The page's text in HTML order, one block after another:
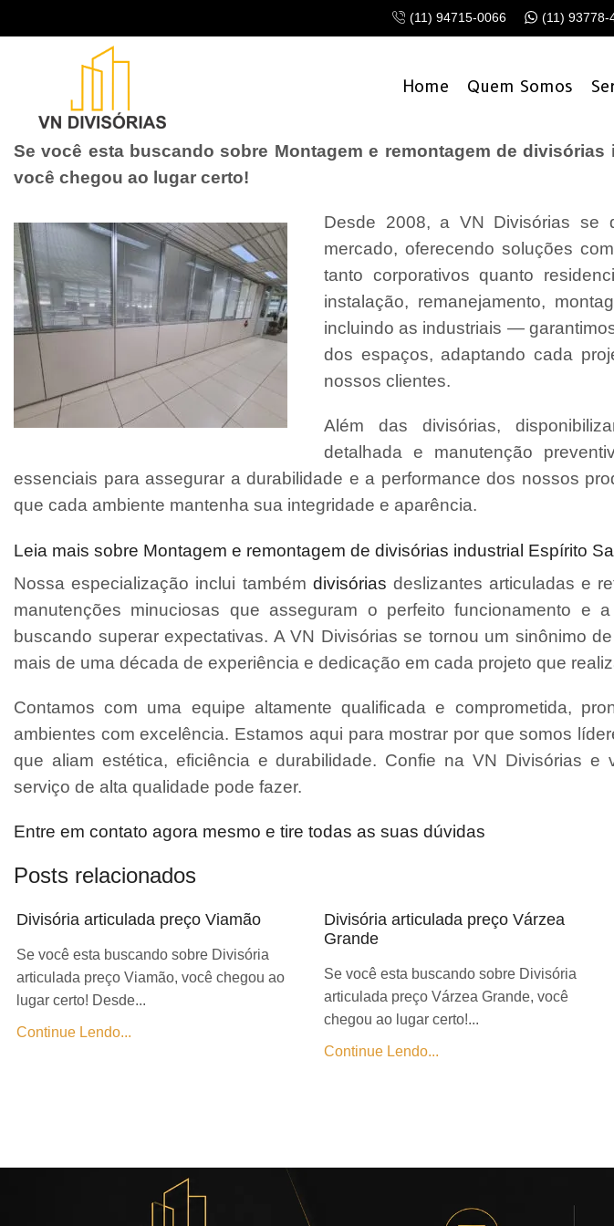
(11) 94715-0066 (11) 93778-
Home Quem Somos
Se você esta buscando sobre Montagem e remontagem de
você chegou ao lugar certo!
Desde 2008, a VN Divisórias se
mercado, oferecendo soluções
tanto corporativos quanto
instalação, remanejamento,
incluindo as industriais —
dos espaços, adaptando cada
nossos clientes.
Além das divisórias,
detalhada e manutenção
essenciais para assegurar a durabilidade e a performance dos nossos
que cada ambiente mantenha sua integridade e aparência.
Leia mais sobre Montagem e remontagem de divisórias industrial Espírito
Nossa especialização inclui também divisórias deslizantes articuladas e
manutenções minuciosas que asseguram o perfeito funcionamento e
buscando superar expectativas. A VN Divisórias se tornou um sinônimo
mais de uma década de experiência e dedicação em cada projeto que
Contamos com uma equipe altamente qualificada e comprometida,
ambientes com excelência. Estamos aqui para mostrar por que somos
que aliam estética, eficiência e durabilidade. Confie na VN Divisórias e
serviço de alta qualidade pode fazer.
Entre em contato agora mesmo e tire todas as suas dúvidas
Posts relacionados
Divisória articulada preço Viamão
Se você esta buscando sobre Divisória
articulada preço Viamão, você chegou ao
lugar certo! Desde...
Continue Lendo...
Divisória articulada preço Várzea
Grande
Se você esta buscando sobre Divisória
articulada preço Várzea Grande, você
chegou ao lugar certo!...
Continue Lendo...